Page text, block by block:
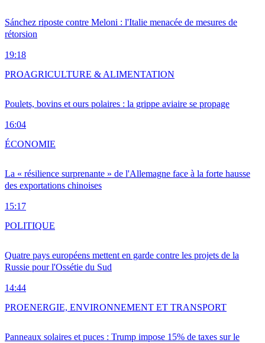
Sánchez riposte contre Meloni : l'Italie menacée de mesures de
rétorsion
19:18
Poulets, bovins et ours polaires : la grippe aviaire se propage
16:04
PROAGRICULTURE & ALIMENTATION
La « résilience surprenante » de l'Allemagne face à la forte hausse
des exportations chinoises
15:17
ÉCONOMIE
Quatre pays européens mettent en garde contre les projets de la
Russie pour l'Ossétie du Sud
14:44
POLITIQUE
Panneaux solaires et puces : Trump impose 15% de taxes sur le
PROENERGIE, ENVIRONNEMENT ET TRANSPORT